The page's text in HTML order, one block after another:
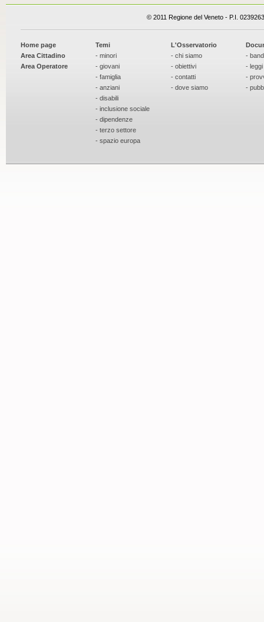
© 2011 Regione del Veneto - P.I.
Home page
Area Cittadino
Area Operatore
Temi
- minori
- giovani
- famiglia
- anziani
- disabili
- inclusione sociale
- dipendenze
- terzo settore
- spazio europa
L'Osservatorio
- chi siamo
- obiettivi
- contatti
- dove siamo
-
- leggi
-
-